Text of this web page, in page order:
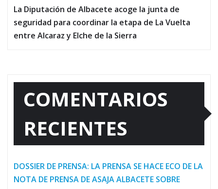
La Diputación de Albacete acoge la junta de
seguridad para coordinar la etapa de La Vuelta
entre Alcaraz y Elche de la Sierra
COMENTARIOS
RECIENTES
DOSSIER DE PRENSA: LA PRENSA SE HACE ECO DE LA
NOTA DE PRENSA DE ASAJA ALBACETE SOBRE